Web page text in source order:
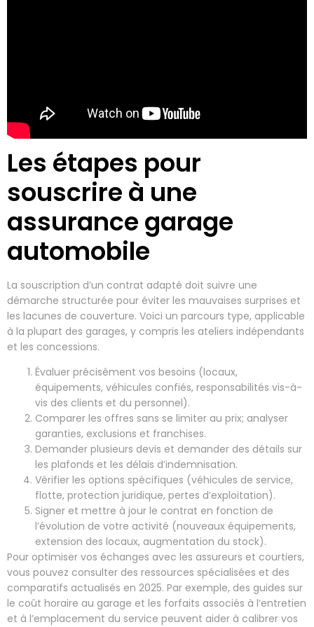
Les étapes pour
souscrire à une
assurance garage
automobile
La souscription d’un contrat adapté doit suivre une
démarche structurée pour éviter les mauvaises surprises et
les lacunes de couverture. Voici un parcours type, applicable
à la plupart des garages, y compris les ateliers indépendants
et les concessions.
Évaluer précisément vos besoins (locaux,
équipements, véhicules confiés, responsabilités vis-à-
vis des clients et du personnel).
Comparer les offres sans se limiter au prix; analyser
garanties, exclusions et franchises.
Demander plusieurs devis et demander des détails sur
les plafonds et les délais d’indemnisation.
Vérifier les options spécifiques (véhicules de service,
flotte, protection juridique, pertes d’exploitation).
Signer et mettre à jour le contrat en fonction de
l’évolution de votre activité (nouveaux équipements,
extension des locaux, augmentation du stock).
Pour optimiser vos échanges avec les assureurs et courtiers,
vous pouvez consulter des ressources spécialisées et des
comparatifs actualisés en 2025. Par exemple, des guides sur
le coût horaire au garage et les forfaits associés à l’entretien
et à l’emplacement du service peuvent aider à calibrer vos